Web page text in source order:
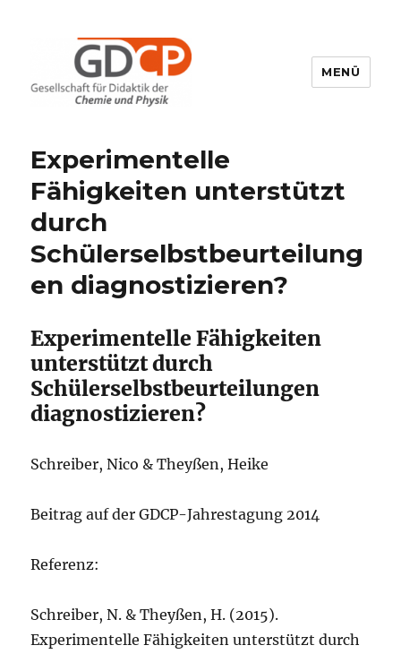
MENÜ
Experimentelle
Fähigkeiten unterstützt
durch
Schülerselbstbeurteilung
en diagnostizieren?
Experimentelle Fähigkeiten
unterstützt durch
Schülerselbstbeurteilungen
diagnostizieren?
Schreiber, Nico & Theyßen, Heike
Beitrag auf der GDCP-Jahrestagung 2014
Referenz:
Schreiber, N. & Theyßen, H. (2015).
Experimentelle Fähigkeiten unterstützt durch